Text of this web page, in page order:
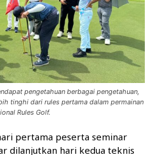
pengetahuan berbagai pengetahuan,
tinghi dari rules pertama dalam permainan
Rules Golf.
pertama peserta seminar
dilanjutkan hari kedua teknis